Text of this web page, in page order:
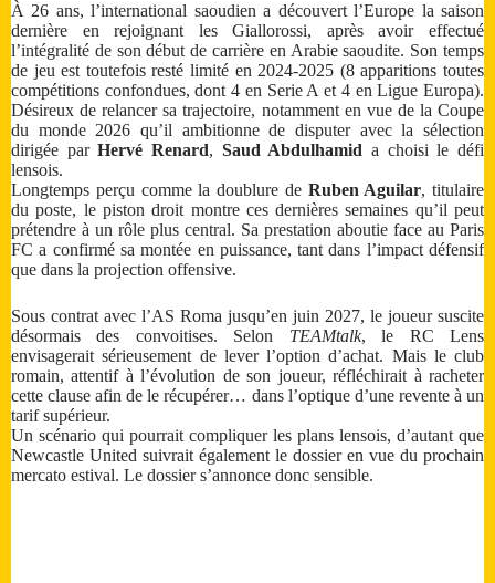
À 26 ans, l’international saoudien a découvert l’Europe la saison
dernière en rejoignant les Giallorossi, après avoir effectué
l’intégralité de son début de carrière en Arabie saoudite. Son temps
de jeu est toutefois resté limité en 2024-2025 (8 apparitions toutes
compétitions confondues, dont 4 en Serie A et 4 en Ligue Europa).
Désireux de relancer sa trajectoire, notamment en vue de la Coupe
du monde 2026 qu’il ambitionne de disputer avec la sélection
dirigée parHervé Renard, Saud Abdulhamid a choisi le défi
lensois.
Longtemps perçu comme la doublure de Ruben Aguilar, titulaire
du poste, le piston droit montre ces dernières semaines qu’il peut
prétendre à un rôle plus central. Sa prestation aboutie face au Paris
FC a confirmé sa montée en puissance, tant dans l’impact défensif
que dans la projection offensive.
Sous contrat avec l’AS Roma jusqu’en juin 2027, le joueur suscite
désormais des convoitises. Selon TEAMtalk, le RC Lens
envisagerait sérieusement de lever l’option d’achat. Mais le club
romain, attentif à l’évolution de son joueur, réfléchirait à racheter
cette clause afin de le récupérer… dans l’optique d’une revente à un
tarif supérieur.
Un scénario qui pourrait compliquer les plans lensois, d’autant que
Newcastle United suivrait également le dossier en vue du prochain
mercato estival. Le dossier s’annonce donc sensible.